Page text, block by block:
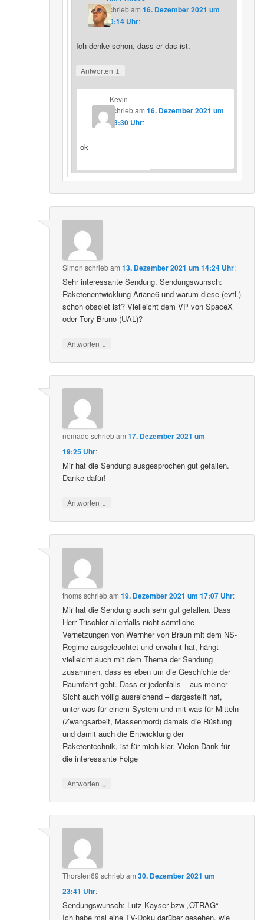
schriebam 16. Dezember 2021 um
20:14 Uhr:
Ich denke schon, dass er das ist.
Antworten ↓
Kevin
schriebam16. Dezember 2021 um
23:30 Uhr:
ok
Simon schriebam13. Dezember 2021 um 14:24 Uhr:
Sehr interessante Sendung. Sendungswunsch:
Raketenentwicklung Ariane6 und warum diese (evtl.)
schon obsolet ist? Vielleicht dem VP von SpaceX
oder Tory Bruno (UAL)?
Antworten ↓
nomade schriebam17. Dezember 2021 um
19:25 Uhr:
Mir hat die Sendung ausgesprochen gut gefallen.
Danke dafür!
Antworten ↓
thomsschriebam19. Dezember 2021 um 17:07 Uhr:
Mir hat die Sendung auch sehr gut gefallen. Dass
Herr Trischler allenfalls nicht sämtliche
Vernetzungen von Wernher von Braun mit dem NS-
Regime ausgeleuchtet und erwähnt hat, hängt
vielleicht auch mit dem Thema der Sendung
zusammen, dass es eben um die Geschichte der
Raumfahrt geht. Dass er jedenfalls – aus meiner
Sicht auch völlig ausreichend – dargestellt hat,
unter was für einem System und mit was für Mitteln
(Zwangsarbeit, Massenmord) damals die Rüstung
und damit auch die Entwicklung der
Raketentechnik, ist für mich klar. Vielen Dank für
die interessante Folge
Antworten ↓
Thorsten69 schriebam30. Dezember 2021 um
23:41 Uhr:
Sendungswunsch: Lutz Kayser bzw „OTRAG“
Ich habe mal eine TV-Doku darüber gesehen, wie